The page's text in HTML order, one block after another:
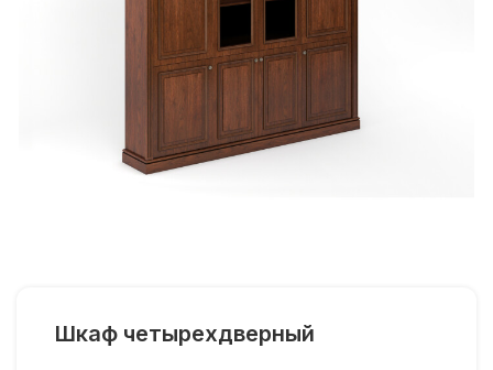
Шкаф четырехдверный